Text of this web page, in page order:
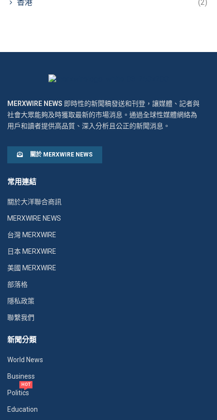
香港 (2)
MERXWIRE NEWS 即時性的新聞稿發送和刊登，讓媒體、記者與
社會大眾能夠及時獲取最新的市場消息。通過全球性媒體網絡為
用戶和讀者提供高品質、深入分析且公正的新聞消息。
關於 MERXWIRE NEWS
常用連結
關於大洋聯合商訊
MERXWIRE NEWS
台灣 MERXWIRE
日本 MERXWIRE
美國 MERXWIRE
部落格
隱私政策
聯繫我們
新聞分類
World News
Business
Politics
HOT
Education